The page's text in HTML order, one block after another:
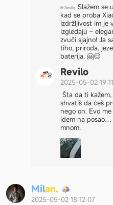
@Revilo Slažem se
kad se proba
Izdržljivost im je
izgledaju –
zvuči sjajno! Ja
tiho, priroda,
baterija. 🤗😊
Revilo
2025-05-02
Šta da ti
shvatiš da ćeš
nego on. Evo
idem na
mnom.
Milan.
2025-05-02 18:12:07